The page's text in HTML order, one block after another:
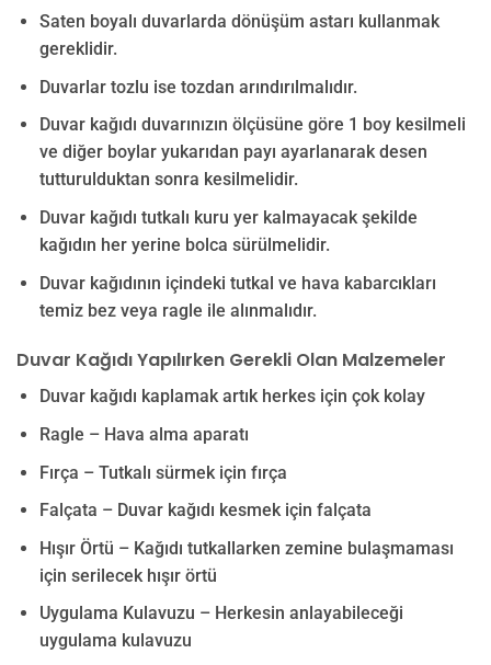
Saten boyalı duvarlarda dönüşüm astarı kullanmak
gereklidir.
Duvarlar tozlu ise tozdan arındırılmalıdır.
Duvar kağıdı duvarınızın ölçüsüne göre 1 boy kesilmeli
ve diğer boylar yukarıdan payı ayarlanarak desen
tutturulduktan sonra kesilmelidir.
Duvar kağıdı tutkalı kuru yer kalmayacak şekilde
kağıdın her yerine bolca sürülmelidir.
Duvar kağıdının içindeki tutkal ve hava kabarcıkları
temiz bez veya ragle ile alınmalıdır.
Duvar Kağıdı Yapılırken Gerekli Olan Malzemeler
Duvar kağıdı kaplamak artık herkes için çok kolay
Ragle – Hava alma aparatı
Fırça – Tutkalı sürmek için fırça
Falçata – Duvar kağıdı kesmek için falçata
Hışır Örtü – Kağıdı tutkallarken zemine bulaşmaması
için serilecek hışır örtü
Uygulama Kulavuzu – Herkesin anlayabileceği
uygulama kulavuzu